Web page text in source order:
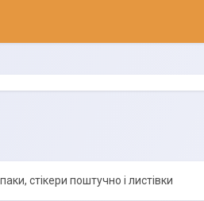
стікери поштучно і листівки